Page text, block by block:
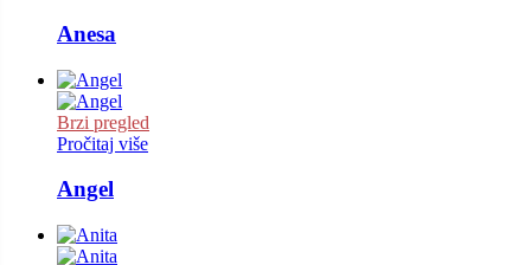
Anesa
Brzi pregled
Pročitaj više
Angel